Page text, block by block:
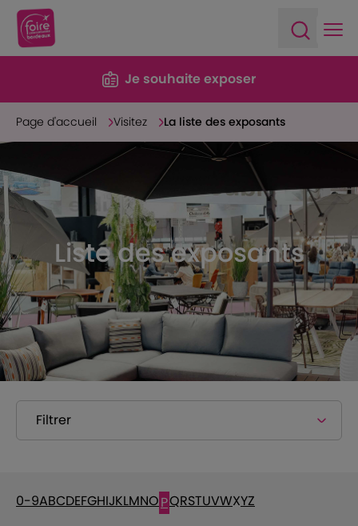
Je souhaite exposer
Page d'accueil Visitez La liste des exposants
Liste des exposants
Filtrer
0-9ABCDEFGHIJKLMNOPQRSTUVWXYZ